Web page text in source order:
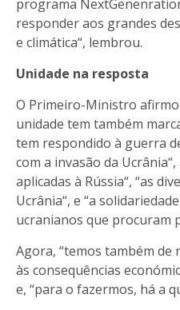
programa
responder aos grandes
e climática“, lembrou.
Unidade na resposta
O Primeiro-Ministro
unidade tem também
tem respondido à guerra
com a invasão da
aplicadas à Rússia“, “as
Ucrânia“, e “a
ucranianos que procuram
Agora, “temos também
às consequências
e, “para o fazermos, há a